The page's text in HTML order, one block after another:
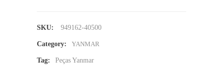
SKU: 949162-40500
Category: YANMAR
Tag: Peças Yanmar